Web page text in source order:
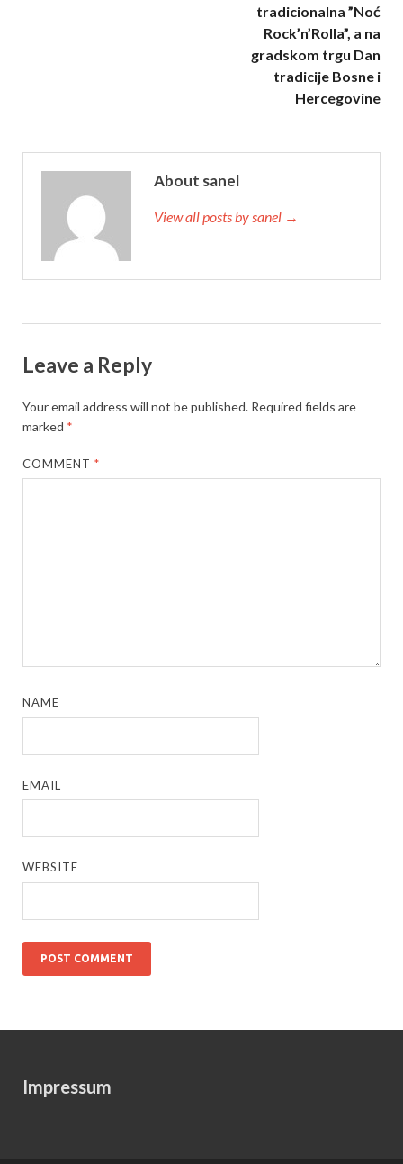
tradicionalna ”Noć
Rock’n’Rolla”, a na
gradskom trgu Dan
tradicije Bosne i
Hercegovine
About sanel
View all posts by sanel →
Leave a Reply
Your email address will not be published. Required fields are
marked *
COMMENT*
NAME
EMAIL
WEBSITE
Impressum